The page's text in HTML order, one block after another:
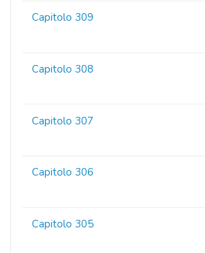
Capitolo 309
Capitolo 308
Capitolo 307
Capitolo 306
Capitolo 305